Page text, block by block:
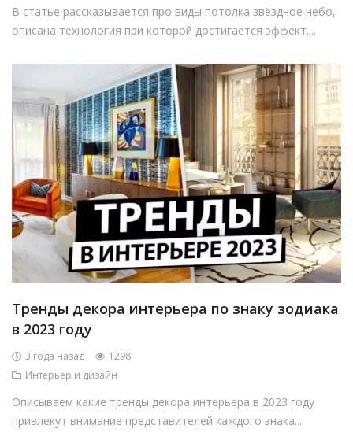
В статье рассказывается про виды потолка звёздное небо,
описана технология при которой достигается эффект....
Тренды декора интерьера по знаку зодиака
в 2023 году
3 года назад
1298
Интерьер и дизайн
Описываем какие тренды декора интерьера в 2023 году
привлекут внимание представителей каждого знака...